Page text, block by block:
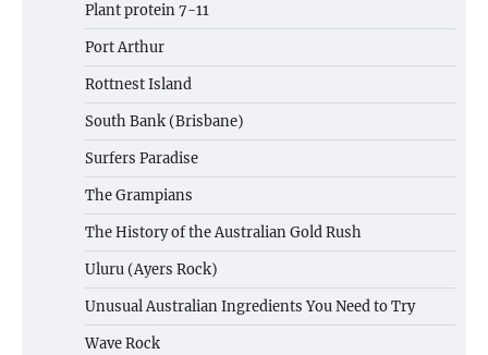
Plant protein 7-11
Port Arthur
Rottnest Island
South Bank (Brisbane)
Surfers Paradise
The Grampians
The History of the Australian Gold Rush
Uluru (Ayers Rock)
Unusual Australian Ingredients You Need to Try
Wave Rock